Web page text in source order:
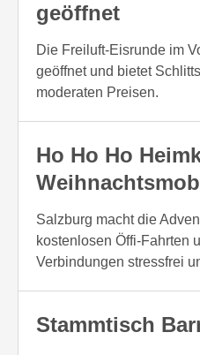
geöffnet
Die Freiluft-Eisrunde im
geöffnet und bietet
moderaten Preisen.
Ho Ho Ho
Salzburg macht die
kostenlosen Öffi-Fahrten
Verbindungen stressfrei
Stammtisch